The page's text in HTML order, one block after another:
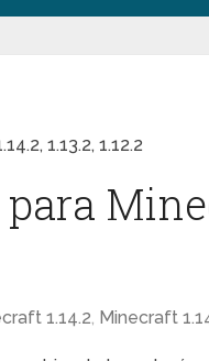
1.13.2, 1.12.2
1.14.2, Minecraft